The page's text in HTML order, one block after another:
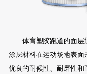
体育塑胶跑道的面层
涂层材料在运动场地表面
优良的耐候性、耐磨性